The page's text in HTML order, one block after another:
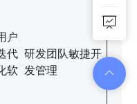
户
代
软
研发团队敏捷开
发管理